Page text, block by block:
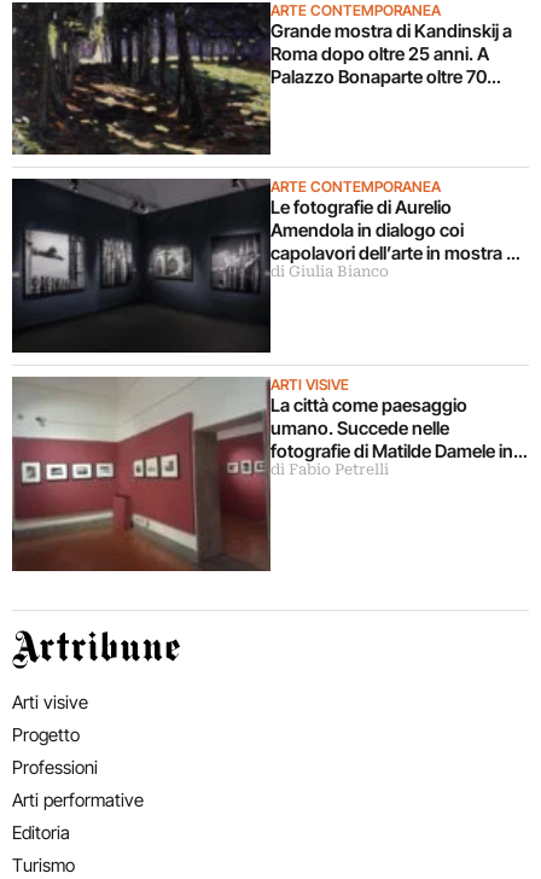
ARTE CONTEMPORANEA
Grande mostra di Kandinskij a
Roma dopo oltre 25 anni. A
Palazzo Bonaparte oltre 70
ARTE CONTEMPORANEA
Le fotografie di Aurelio
Amendola in dialogo coi
capolavori dell’arte in mostra a
Milano
di Giulia Bianco
ARTI VISIVE
La città come paesaggio
umano. Succede nelle
fotografie di Matilde Damele in
mostra a Roma
di Fabio Petrelli
Artribune
Arti visive
Progetto
Professioni
Arti performative
Editoria
Turismo